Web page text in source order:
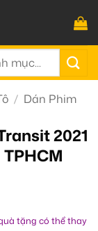
/ Dán Phim
2021
tặng có thể thay